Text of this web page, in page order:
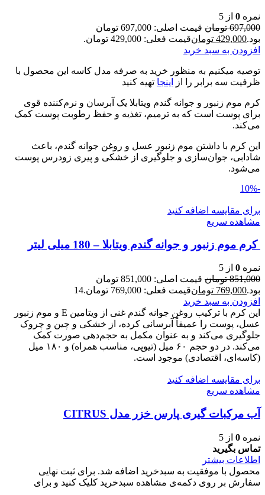
نمره 0 از 5
697,000 تومان
قیمت اصلی: 697,000 تومان
بود.429,000 تومانقیمت فعلی: 429,000 تومان.
افزودن به سبد خرید
توصیه میکنیم به منظور خرید به صرفه مدل کاسه این محصول با
ظرفیت سه برابر را از
اینجا تهیه کنید
کرم موم زنبور و جوانه گندم ویتابلا یک آبرسان و نرم‌کننده قوی
برای پوست است که به ترمیم، تغذیه و حفظ رطوبت پوست کمک
می‌کند.
این کرم با داشتن موم زنبور عسل و روغن جوانه گندم، باعث
شادابی، جوان‌سازی و جلوگیری از خشکی و پیری زودرس پوست
می‌شود.
-10%
برای مقایسه اضافه کنید
مشاهده سریع
کرم موم زنبور و جوانه گندم ویتابلا – 180 میلی لیتر
نمره 0 از 5
851,000 تومان
قیمت اصلی: 851,000 تومان
بود.769,000 تومانقیمت فعلی: 769,000 تومان.
14
افزودن به سبد خرید
این کرم با ترکیب روغن جوانه گندم غنی از ویتامین E و موم زنبور
عسل، پوست را عمیقاً آبرسانی کرده، از خشکی و چین و چروک
جلوگیری می‌کند و به عنوان مکمل به حجم‌دهی صورت کمک
می‌کند. در دو حجم ۶۰ میل (تیوپی، مناسب همراه) و ۱۸۰ میل
(کاسه‌ای، اقتصادی) موجود است.
برای مقایسه اضافه کنید
مشاهده سریع
آب مرکبات گیری پارس خزر مدل CITRUS
نمره 0 از 5
تماس بگیرید
اطلاعات بیشتر
محصول با موفقیت به سبدخرید اضافه شد. برای ثبت نهایی
سفارش بر روی دکمه‌ی مشاهده سبدخرید کلیک کنید و برای